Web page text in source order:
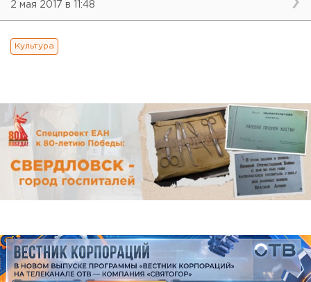
2 мая 2017 в 11:48
Культура